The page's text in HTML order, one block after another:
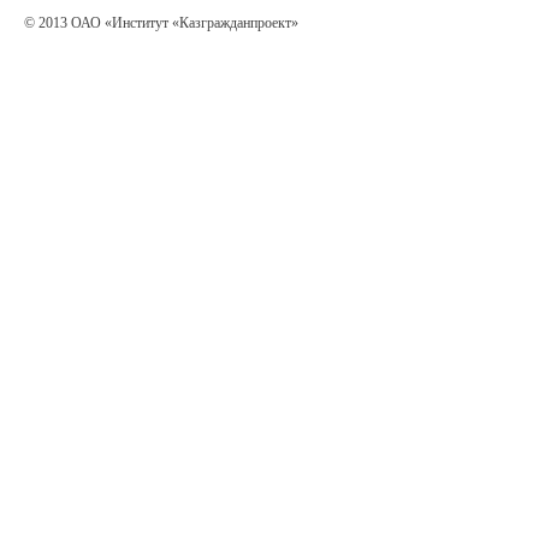
© 2013 ОАО «Институт «Казгражданпроект»